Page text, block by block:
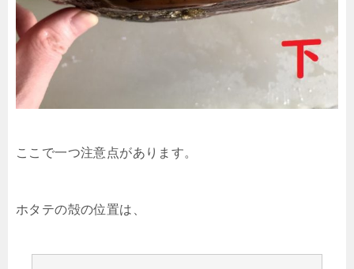
ここで一つ注意点があります。
ホタテの殻の位置は、